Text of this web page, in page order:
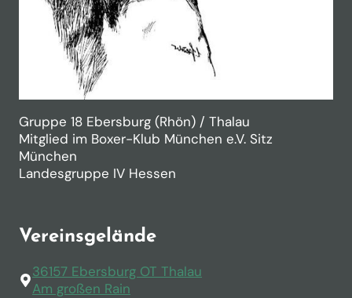
Gruppe 18 Ebersburg (Rhön) / Thalau
Mitglied im Boxer-Klub München e.V. Sitz
München
Landesgruppe IV Hessen
Vereinsgelände
36157 Ebersburg OT Thalau
Am großen Rain